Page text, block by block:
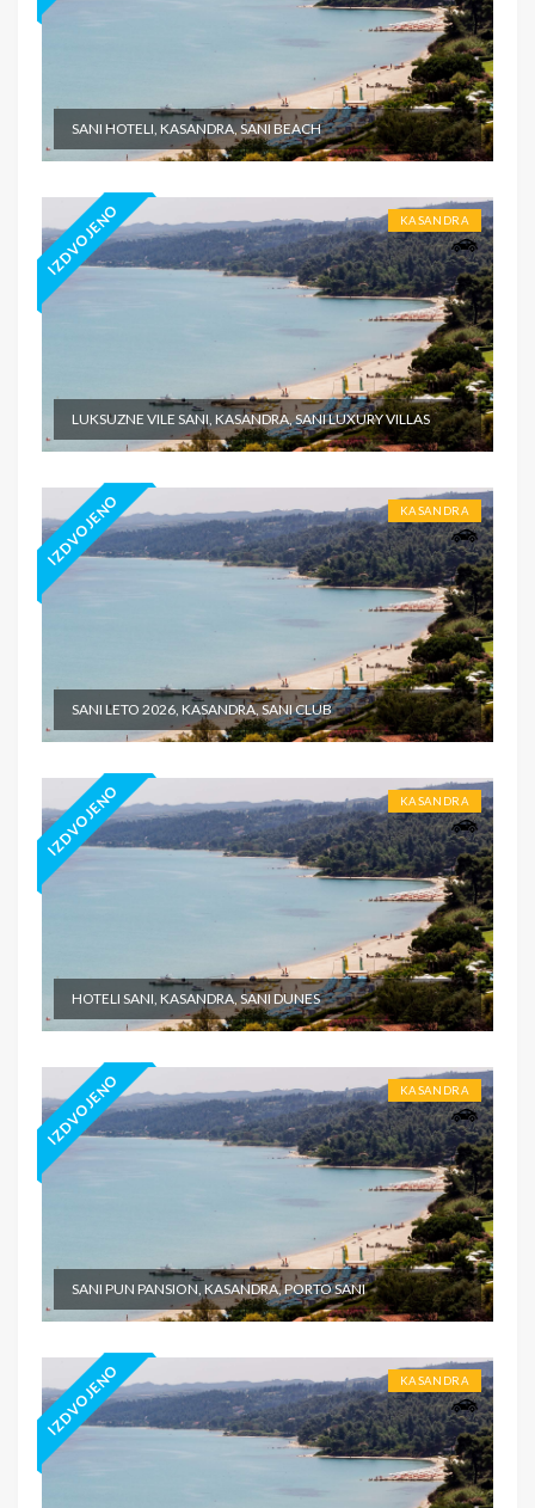
SANI HOTELI, KASANDRA, SANI BEACH
IZDVOJENO KASANDRA
LUKSUZNE VILE SANI, KASANDRA, SANI LUXURY VILLAS
IZDVOJENO KASANDRA
SANI LETO 2026, KASANDRA, SANI CLUB
IZDVOJENO KASANDRA
HOTELI SANI, KASANDRA, SANI DUNES
IZDVOJENO KASANDRA
SANI PUN PANSION, KASANDRA, PORTO SANI
IZDVOJENO KASANDRA